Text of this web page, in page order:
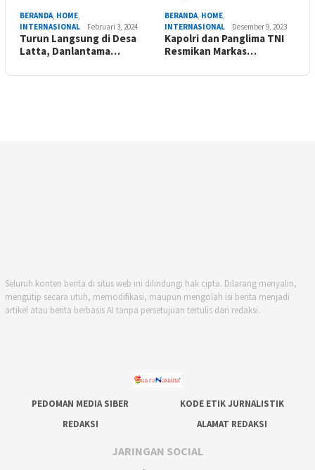
BERANDA, HOME,
INTERNASIONAL
Februari 3, 2024
Turun Langsung di Desa
Latta, Danlantama…
BERANDA, HOME,
INTERNASIONAL
Desember 9, 2023
Kapolri dan Panglima TNI
Resmikan Markas…
Seluruh konten berita di situs web ini dilindungi hak cipta. Dilarang menyalin,
mengutip secara utuh, memodifikasi, maupun mengolah isi berita menjadi
artikel atau berita berbasis AI tanpa persetujuan tertulis dari redaksi.
PEDOMAN MEDIA SIBER
KODE ETIK JURNALISTIK
REDAKSI
ALAMAT REDAKSI
JARINGAN SOCIAL